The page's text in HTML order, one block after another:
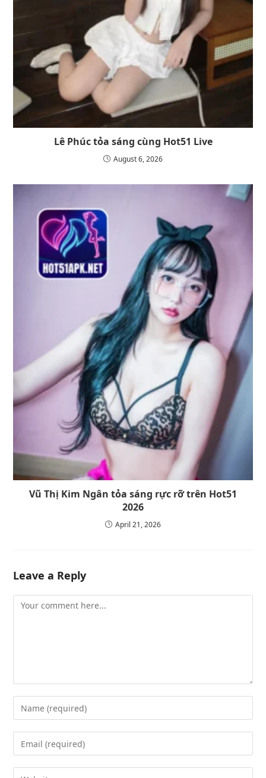
Lê Phúc tỏa sáng cùng Hot51 Live
August 6, 2026
Vũ Thị Kim Ngân tỏa sáng rực rỡ trên Hot51
2026
April 21, 2026
Leave a Reply